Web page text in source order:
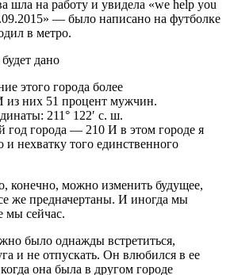
шла на работу и увидела «we help you
— было написано на футболке
в метро.
дано
этого города более
из них 51 процент мужчин.
211° 122′ с. ш.
год города — 210 И в этом городе я
нехватку того единственного
конечно, можно изменить будущее,
же предначертаны. И иногда мы
мы сейчас.
было однажды встретиться,
и не отпускать. Он влюбился в ее
она была в другом городе